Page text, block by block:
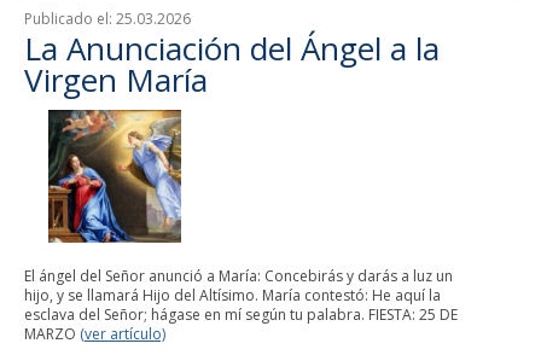
Publicado el: 25.03.2026
La Anunciación del Ángel a la
Virgen María
El ángel del Señor anunció a María: Concebirás y darás a luz un
hijo, y se llamará Hijo del Altísimo. María contestó: He aquí la
esclava del Señor; hágase en mí según tu palabra. FIESTA: 25 DE
MARZO (ver artículo)